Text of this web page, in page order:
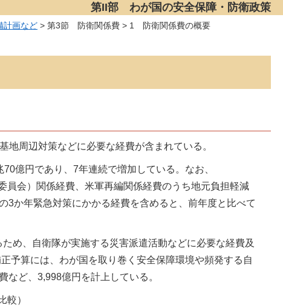
第II部 わが国の安全保障・防衛政策
画など > 第3節 防衛関係費 > 1 防衛関係費の概要
周辺対策などに必要な経費が含まれている。
億円であり、7年連続で増加している。なお、
会）関係経費、米軍再編関係経費のうち地元負担軽減
3か年緊急対策にかかる経費を含めると、前年度と比べて
め、自衛隊が実施する災害派遣活動などに必要な経費及
予算には、わが国を取り巻く安全保障環境や頻発する自
ど、3,998億円を計上している。
較）